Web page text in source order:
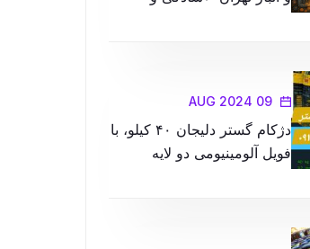
09 AUG 2024
دژکام گستر دلیجان ۴۰ کیلو، با
فویل آلومینیومی دو لایه